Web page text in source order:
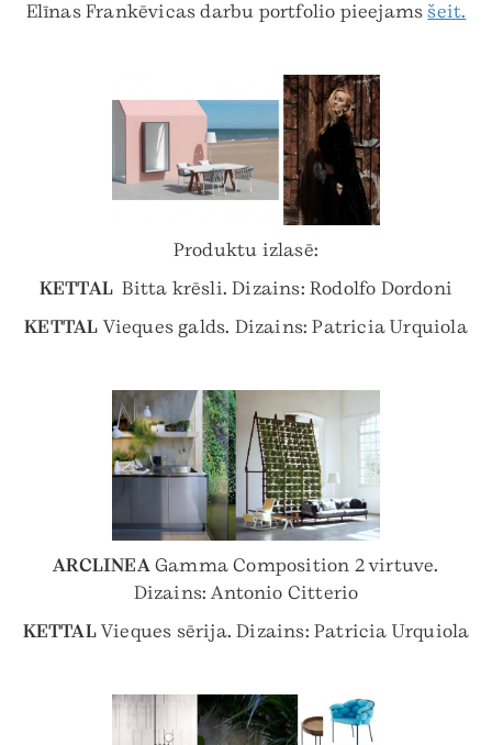
Elīnas Frankēvicas darbu portfolio pieejamsšeit.
Produktu izlasē:
KETTAL Bitta krēsli. Dizains: Rodolfo Dordoni
KETTAL Vieques galds. Dizains: Patricia Urquiola
ARCLINEAGamma Composition 2 virtuve.
Dizains: Antonio Citterio
KETTAL Vieques sērija. Dizains: Patricia Urquiola